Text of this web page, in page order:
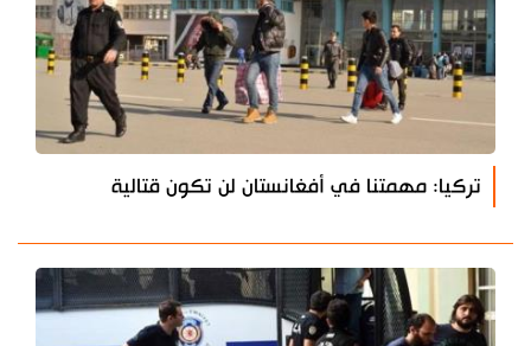
تركيا: مهمتنا في أفغانستان لن تكون قتالية